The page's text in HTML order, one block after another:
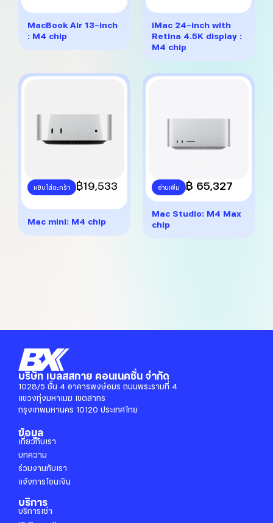
has
multiple
be
the
product
page
MacBook Air 13-inch
: M4 chip
has
multiple
variants.
be
page
iMac 24-inch with
Retina 4.5K display :
M4 chip
หยิบใส่ตะกร้า
This
has
multiple
variants.
฿19,533
Mac mini: M4 chip
อ่านเพิ่ม ฿ 65,327
Mac Studio: M4 Max
chip
บริษัท เบลสสกาย คอนเนคชั่น จำกัด
1028/5 ชั้น 4 อาคารพงษ์อมร ถนนพระรามที่ 4
แขวงทุ่งมหาเมฆ เขตสาทร
กรุงเทพมหานคร 10120 ประเทศไทย
ข้อมูล
เกี่ยวกับเรา
บทความ
ร่วมงานกับเรา
แจ้งการโอนเงิน
บริการ
บริการเช่า